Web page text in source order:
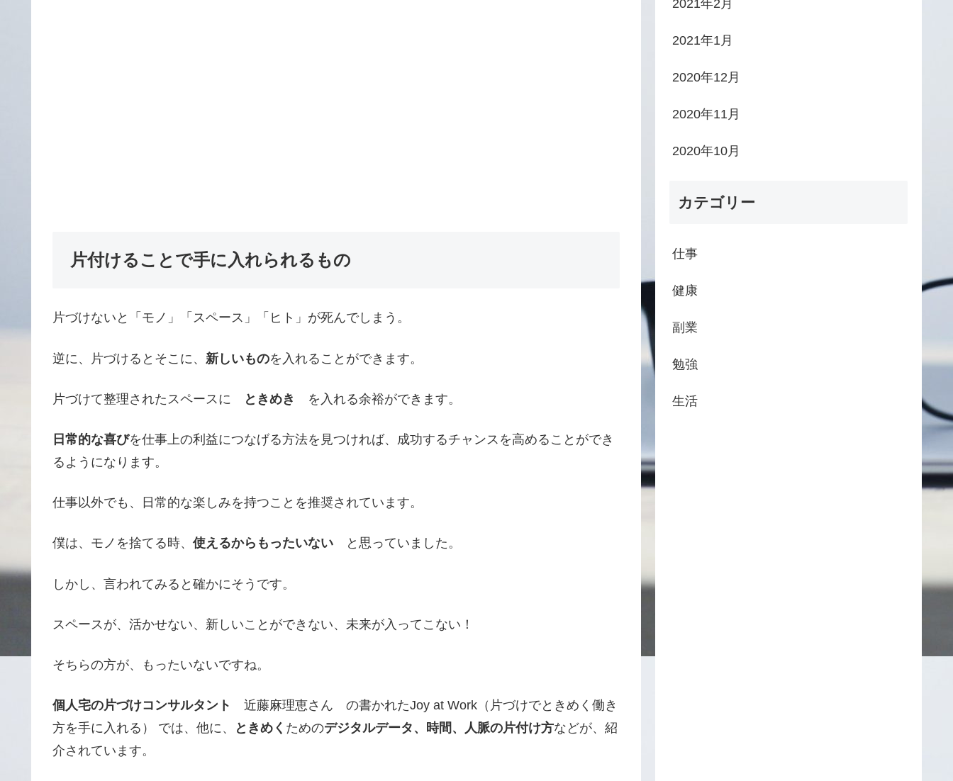
片付けることで手に入れられるもの
片づけないと「モノ」「スペース」「ヒト」が死んでしまう。
逆に、片づけるとそこに、 新しいものを入れることができます。
片づけて整理されたスペースに ときめき を入れる余裕ができます。
日常的な喜びを仕事上の利益につなげる方法を見つければ、成功するチャンスを高めることができ
るようになります。
仕事以外でも、日常的な楽しみを持つことを推奨されています。
僕は、モノを捨てる時、 使えるからもったいない と思っていました。
しかし、言われてみると確かにそうです。
スペースが、活かせない、新しいことができない、未来が入ってこない！
そちらの方が、もったいないですね。
個人宅の片づけコンサルタント
近藤麻理恵さん の書かれたJoy at Work（片づけでときめく働き
方を手に入れる） では、他に、
ときめく ためのデジタルデータ、時間、人脈の片付け方などが、紹
介されています。
2021年2月
2021年1月
2020年12月
2020年11月
2020年10月
カテゴリー
仕事
健康
副業
勉強
生活